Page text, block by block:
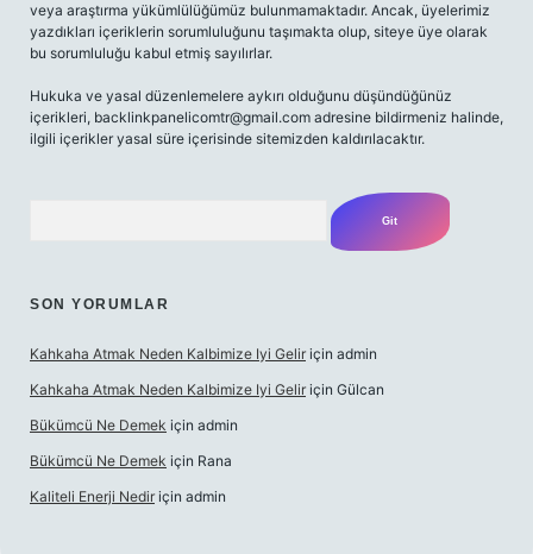
veya araştırma yükümlülüğümüz bulunmamaktadır. Ancak, üyelerimiz
yazdıkları içeriklerin sorumluluğunu taşımakta olup, siteye üye olarak
bu sorumluluğu kabul etmiş sayılırlar.
Hukuka ve yasal düzenlemelere aykırı olduğunu düşündüğünüz
içerikleri, backlinkpanelicomtr@gmail.com adresine bildirmeniz halinde,
ilgili içerikler yasal süre içerisinde sitemizden kaldırılacaktır.
SON YORUMLAR
Kahkaha Atmak Neden Kalbimize Iyi Gelir için admin
Kahkaha Atmak Neden Kalbimize Iyi Gelir için Gülcan
Bükümcü Ne Demek için admin
Bükümcü Ne Demek için Rana
Kaliteli Enerji Nedir için admin